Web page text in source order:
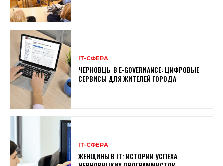
ІТ-СФЕРА
ЧЕРНОВЦЫ В E-GOVERNANCE: ЦИФРОВЫЕ
СЕРВИСЫ ДЛЯ ЖИТЕЛЕЙ ГОРОДА
ІТ-СФЕРА
ЖЕНЩИНЫ В ІТ: ИСТОРИИ УСПЕХА